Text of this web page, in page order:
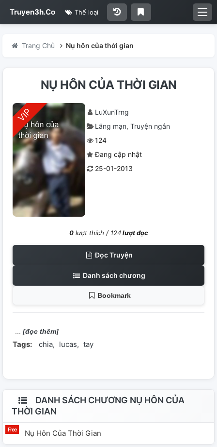
Truyen3h.Co Thể loại
Trang Chủ Nụ hôn của thời gian
NỤ HÔN CỦA THỜI GIAN
LuXunTrng
Lãng mạn Truyện ngắn
124
Đang cập nhật
25-01-2013
0lượt thích / 124lượt đọc
Đọc Truyện
Danh sách chương
Bookmark
[đọc thêm]
Tags: chia lucas tay
DANH SÁCH CHƯƠNG NỤ HÔN CỦA
THỜI GIAN
Nụ Hôn Của Thời Gian